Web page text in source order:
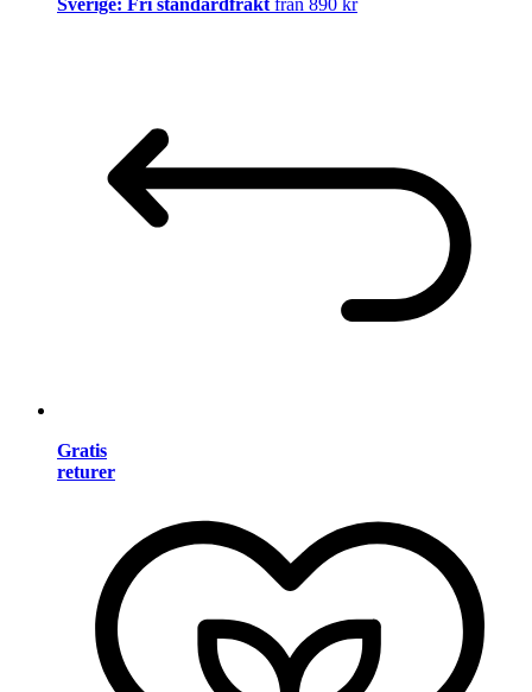
Sverige: Fri standardfrakt från 890 kr
Gratis
returer